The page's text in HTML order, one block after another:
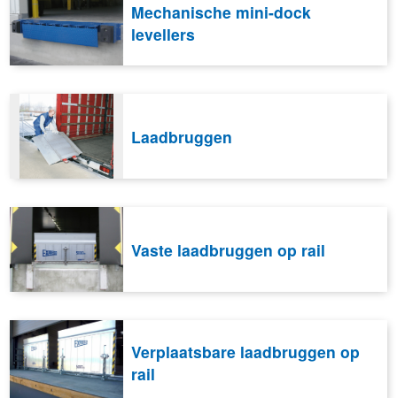
Mechanische mini-dock
levellers
Laadbruggen
Vaste laadbruggen op rail
Verplaatsbare laadbruggen op
rail